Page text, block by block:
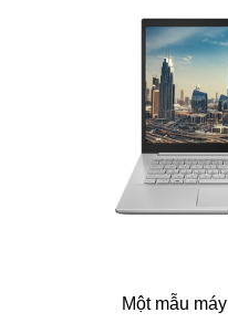
Một mẫu máy